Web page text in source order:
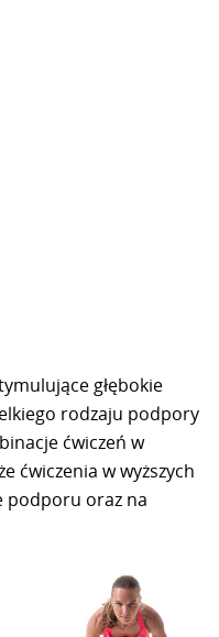
głębokie
rodzaju podpory
ćwiczeń w
ćwiczenia w wyższych
podporu oraz na